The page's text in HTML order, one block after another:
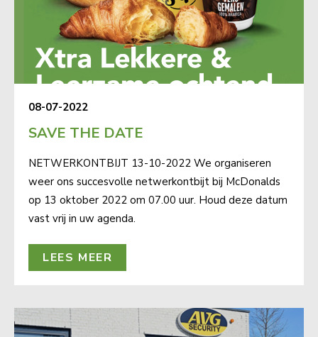
08-07-2022
SAVE THE DATE
NETWERKONTBIJT 13-10-2022 We organiseren
weer ons succesvolle netwerkontbijt bij McDonalds
op 13 oktober 2022 om 07.00 uur. Houd deze datum
vast vrij in uw agenda.
LEES MEER